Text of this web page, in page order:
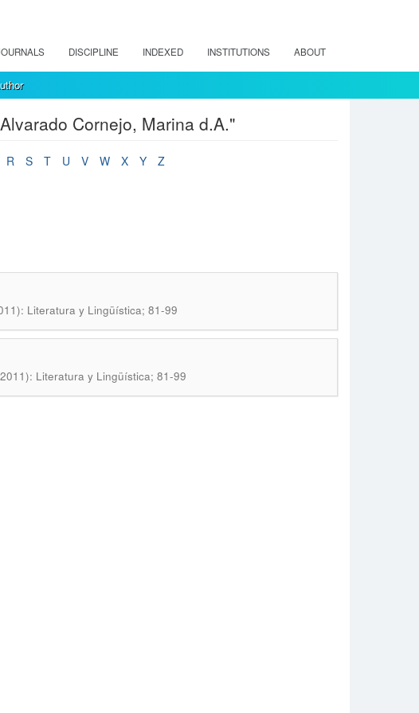
DISCIPLINE INDEXED INSTITUTIONS ABOUT
Cornejo, Marina d.A."
R S T U V W X Y
Z
Literatura y Lingüística; 81-99
Literatura y Lingüística; 81-99